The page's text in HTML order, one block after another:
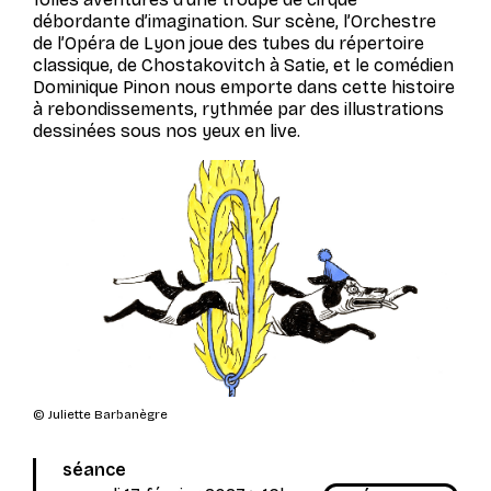
débordante d’imagination. Sur scène, l’Orchestre
de l’Opéra de Lyon joue des tubes du répertoire
classique, de Chostakovitch à Satie, et le comédien
Dominique Pinon nous emporte dans cette histoire
à rebondissements, rythmée par des illustrations
dessinées sous nos yeux en live.
© Juliette Barbanègre
séance